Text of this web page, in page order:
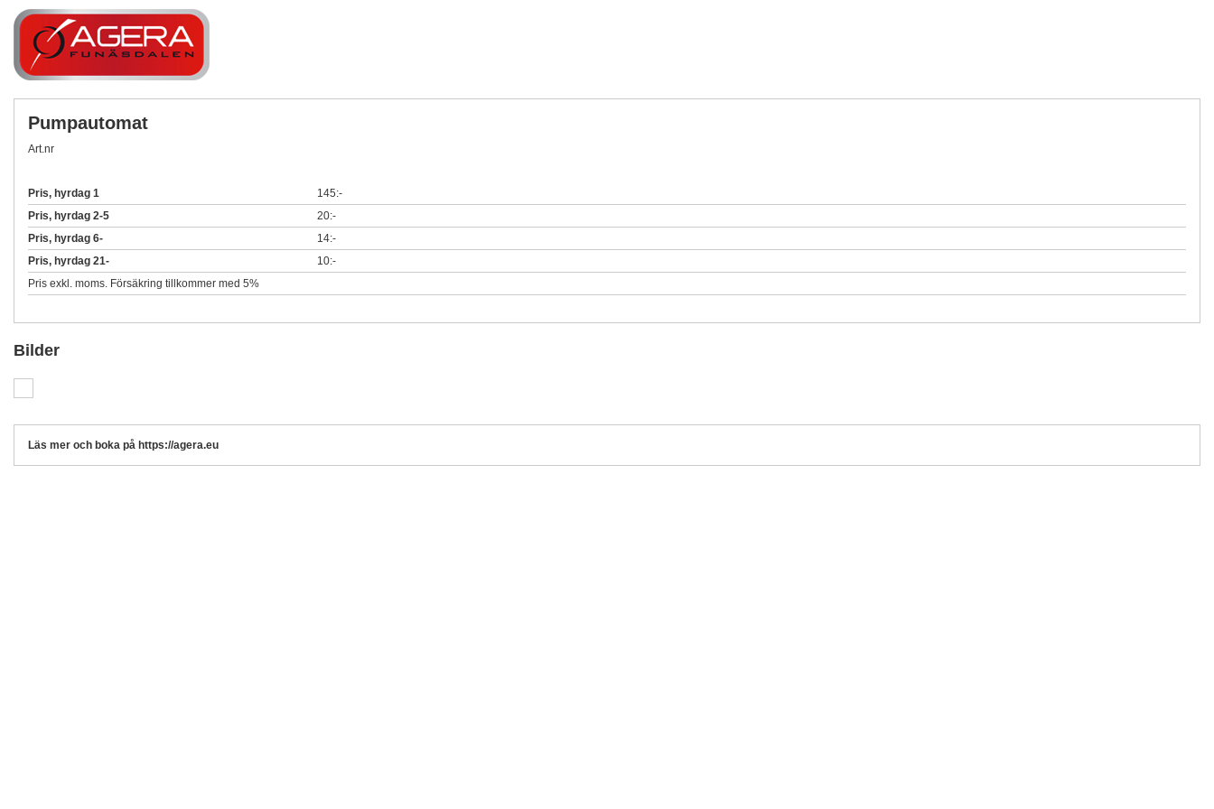
Pumpautomat
Art.nr
Pris, hyrdag 1
145:-
Pris, hyrdag 2-5
20:-
Pris, hyrdag 6-
14:-
Pris, hyrdag 21-
10:-
Pris exkl. moms. Försäkring tillkommer med 5%
Bilder
Läs mer och boka på https://agera.eu